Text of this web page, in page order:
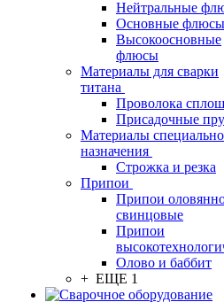
Нейтральные
Основные флюсы
Высокоосновные
флюсы
Материалы для сварки
титана
Проволока
Присадочные
Материалы
назначения
Строжка и резка
Припои
Припои
свинцовые
Припои
Олово и баббит
+ ЕЩЕ 1